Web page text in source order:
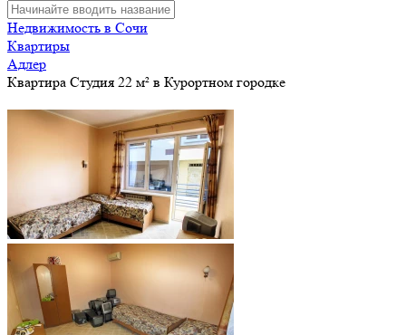
Недвижимость в Сочи
Квартиры
Адлер
Квартира Студия 22 м² в Курортном городке